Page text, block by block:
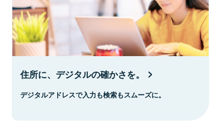
住所に、デジタルの確かさを。
デジタルアドレスで入力も検索もスムーズに。